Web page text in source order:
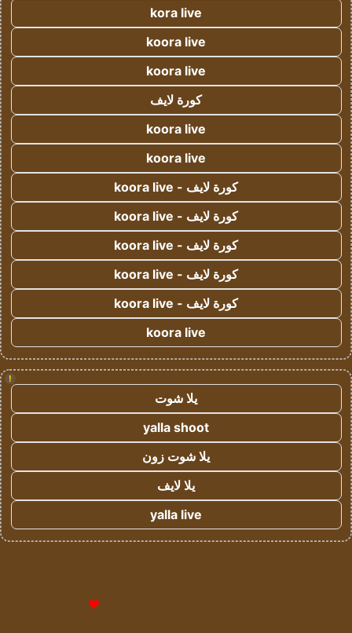
kora live
koora live
koora live
كورة لايف
koora live
koora live
كورة لايف - koora live
كورة لايف - koora live
كورة لايف - koora live
كورة لايف - koora live
كورة لايف - koora live
koora live
!
يلا شوت
yalla shoot
يلا شوت زون
يلا لايف
yalla live